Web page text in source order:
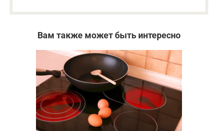
Вам также может быть интересно